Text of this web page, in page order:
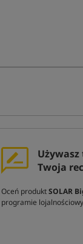
Twoja
Oceń produktSOLAR
programie